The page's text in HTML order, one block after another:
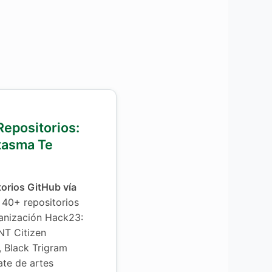
Te
GitHub vía
repositorios
Hack23:
Citizen
Black Trigram
de artes